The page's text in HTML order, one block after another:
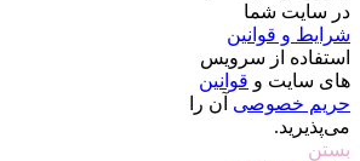
در سایت شما
شرایط و قوانین
استفاده از سرویس
های سایت و قوانین
حریم خصوصی آن را
می‌پذیرید.
بستن